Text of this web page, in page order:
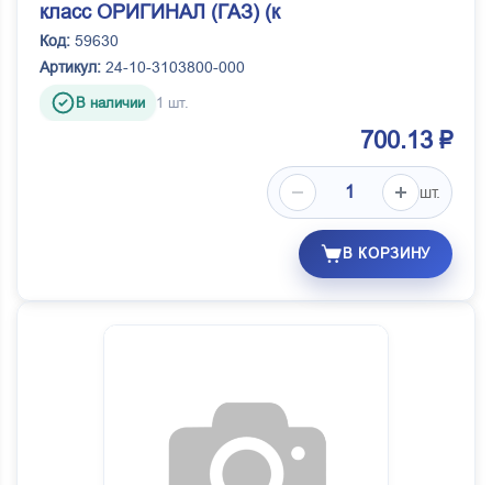
класс ОРИГИНАЛ (ГАЗ) (к
Код: 59630
Артикул: 24-10-3103800-000
В наличии 1 шт.
700.13 ₽
шт.
В КОРЗИНУ